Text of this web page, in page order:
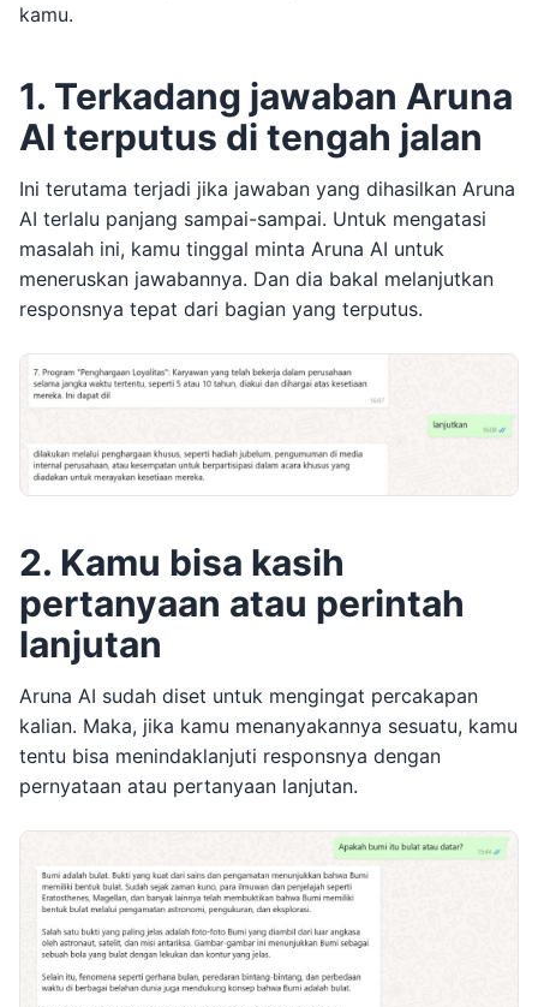
kamu.
1. Terkadang jawaban Aruna
AI terputus di tengah jalan
Ini terutama terjadi jika jawaban yang dihasilkan Aruna
AI terlalu panjang sampai-sampai. Untuk mengatasi
masalah ini, kamu tinggal minta Aruna AI untuk
meneruskan jawabannya. Dan dia bakal melanjutkan
responsnya tepat dari bagian yang terputus.
2. Kamu bisa kasih
pertanyaan atau perintah
lanjutan
Aruna AI sudah diset untuk mengingat percakapan
kalian. Maka, jika kamu menanyakannya sesuatu, kamu
tentu bisa menindaklanjuti responsnya dengan
pernyataan atau pertanyaan lanjutan.